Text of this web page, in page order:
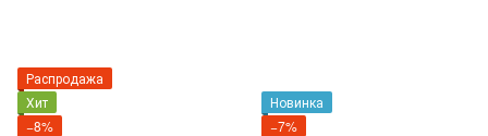
Распродажа
Хит
−8%
Новинка
−7%